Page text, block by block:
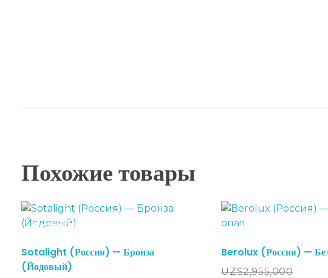
Похожие товары
Распродажа!
Sotalight (Россия) — Бронза
(Йодовый)
Распродажа!
Berolux (Россия) —
UZS2,955,000